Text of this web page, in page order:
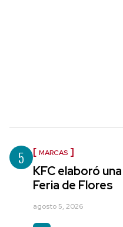
5 MARCAS
KFC elaboró
Feria de Flores
agosto 5, 2026